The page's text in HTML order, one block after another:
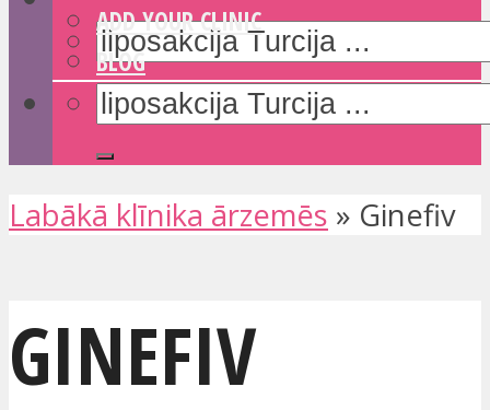
ADD YOUR CLINIC
BLOG
Labākā klīnika ārzemēs » Ginefiv
GINEFIV